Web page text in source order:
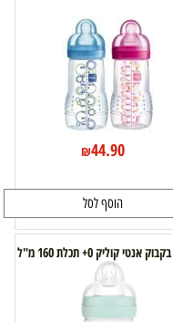
₪44.90
הוסף לסל